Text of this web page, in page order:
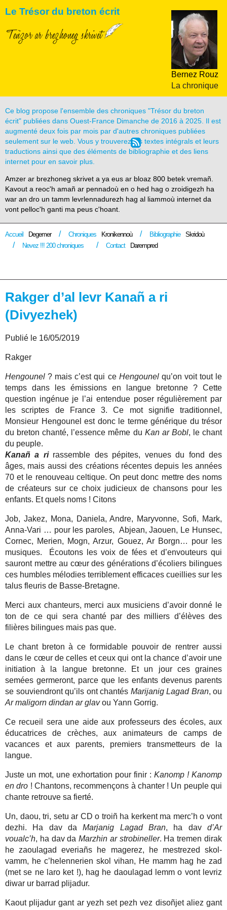
Bernez Rouz
La chronique
Le Trésor du breton écrit
Teñzor ar brezhoneg skrivet
Ce blog propose l'ensemble des chroniques "Trésor du breton
écrit" publiées dans Ouest-France Dimanche de 2016 à 2025. Il est
augmenté deux fois par mois par d'autres chroniques publiées
seulement sur le web. Vous y trouverez les textes intégrals et leurs
traductions ainsi que des éléments de bibliographie et des liens
internet pour en savoir plus.
Amzer ar brezhoneg skrivet a ya eus ar bloaz 800 betek vremañ.
Kavout a reoc'h amañ ar pennadoù en o hed hag o zroidigezh ha
war an dro un tamm levrlennadurezh hag al liammoù internet da
vont pelloc'h ganti ma peus c'hoant.
Accueil Degemer Chroniques Kronikennoù Bibliographie
Skridoù
Nevez !!! 200 chroniques
Contact Darempred
Rakger d’al levr Kanañ a ri
(Divyezhek)
Publié le 16/05/2019
Rakger
Hengounel ? mais c’est qui ce Hengounelqu’on voit tout le
temps dans les émissions en langue bretonne ? Cette
question ingénue je l’ai entendue poser régulièrement par
les scriptes de France 3. Ce mot signifie traditionnel,
Monsieur Hengounel est donc le terme générique du trésor
du breton chanté, l’essence même du Kan ar Bobl, le chant
du peuple.
Kanañ a rirassemble des pépites, venues du fond des
âges, mais aussi des créations récentes depuis les années
70 et le renouveau celtique. On peut donc mettre des noms
de créateurs sur ce choix judicieux de chansons pour les
enfants. Et quels noms ! Citons
Job, Jakez, Mona, Daniela, Andre, Maryvonne, Sofi, Mark,
Anna-Vari … pour les paroles, Abjean, Jaouen, Le Hunsec,
Cornec, Merien, Mogn, Arzur, Gouez, Ar Borgn… pour les
musiques.
Écoutons les voix de fées et d’envouteurs qui
sauront mettre au cœur des générations d’écoliers bilingues
ces humbles mélodies terriblement efficaces cueillies sur les
talus fleuris de Basse-Bretagne.
Merci aux chanteurs, merci aux musiciens d’avoir donné le
ton de ce qui sera chanté par des milliers d’élèves des
filières bilingues mais pas que.
Le chant breton à ce formidable pouvoir de rentrer aussi
dans le cœur de celles et ceux qui ont la chance d’avoir une
initiation à la langue bretonne. Et un jour ces graines
semées germeront, parce que les enfants devenus parents
se souviendront qu’ils ont chantés Marijanig Lagad Bran, ou
Ar maligorn dindan ar glavou Yann Gorrig.
Ce recueil sera une aide aux professeurs des écoles, aux
éducatrices de crèches, aux animateurs de camps de
vacances et aux parents, premiers transmetteurs de la
langue.
Juste un mot, une exhortation pour finir : Kanomp ! Kanomp
en dro ! Chantons, recommençons à chanter ! Un peuple qui
chante retrouve sa fierté.
Un, daou, tri, setu ar CD o troiñ ha kerkent ma merc’h o vont
dezhi. Ha dav daMarjanig Lagad Bran, ha davd’Ar
voualc’h, ha dav daMarzhin ar strobineller. Ha tremen dirak
he zaoulagad everiañs he magerez, he mestrezed skol-
vamm, he c’helennerien skol vihan, He mamm hag he zad
(met se ne laro ket !), hag he daoulagad lemm o vont levriz
diwar ur barrad plijadur.
Kaout plijadur gant ar yezh set pezh vez disoñjet aliez gant